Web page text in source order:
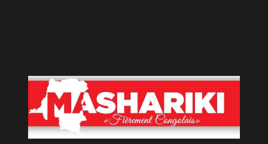
République Démocratique du Congo.
Découvrir qui nous sommes